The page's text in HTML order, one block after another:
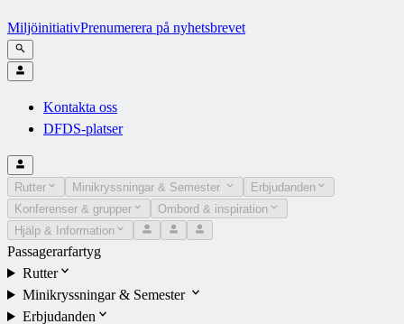
MiljöinitiativPrenumerera på nyhetsbrevet
Kontakta oss
DFDS-platser
Rutter Minikryssningar & Semester
Erbjudanden
Konferenser & grupper
Ombord & inspiration
Hjälp & Information
Passagerarfartyg
Rutter
Minikryssningar & Semester
Erbjudanden